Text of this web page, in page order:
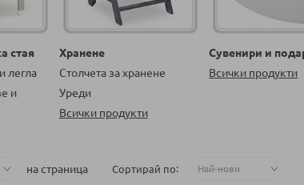
стая
легла
и
Хранене
Столчета за хранене
Уреди
Всички продукти
Сувенири и
Всички продукти
на страница Сортирай по